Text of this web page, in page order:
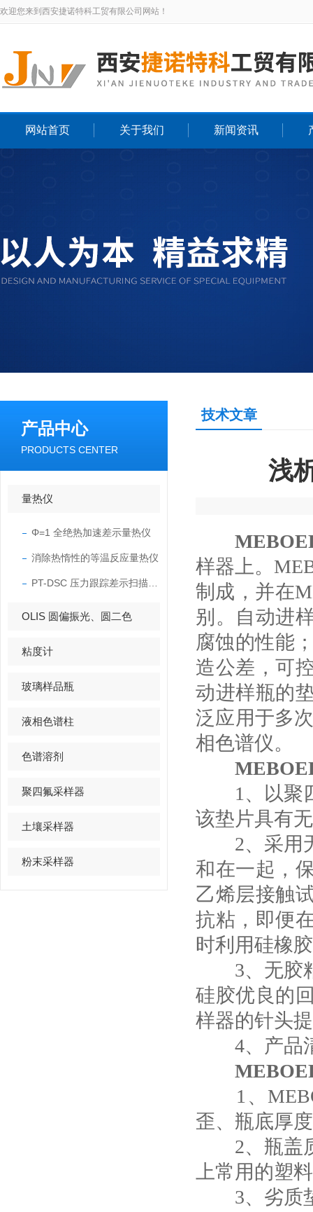
欢迎您来到西安捷诺特科工贸有限公司网站！
网站首页 关于我们 新闻资讯
产品中心
PRODUCTS CENTER
量热仪
Φ=1 全绝热加速差示量热仪
消除热惰性的等温反应量热仪
OLIS 圆偏振光、圆二色
粘度计
玻璃样品瓶
液相色谱柱
色谱溶剂
聚四氟采样器
土壤采样器
粉末采样器
技术文章
浅
样器上。
制成，并在
别。自动进
腐蚀的性能
造公差，可
动进样瓶的
泛应用于多
相色谱仪。
1、以聚四
该垫片具有
2、采用无
和在一起，
乙烯层接触
抗粘，即便
时利用硅橡
3、无胶粘
硅胶优良的
样器的针头
4、产品清
1、
歪、瓶底厚
2、瓶盖质
上常用的塑
3、劣质